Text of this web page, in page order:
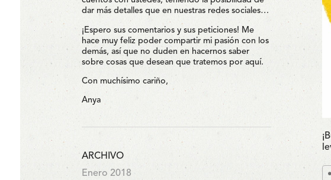
dar más detalles que en nuestras redes sociales…
¡Espero sus comentarios y sus peticiones! Me
hace muy feliz poder compartir mi pasión con los
demás, así que no duden en hacernos saber
sobre cosas que desean que tratemos por aquí.
Con muchísimo cariño,
Anya
ARCHIVO
Enero 2018